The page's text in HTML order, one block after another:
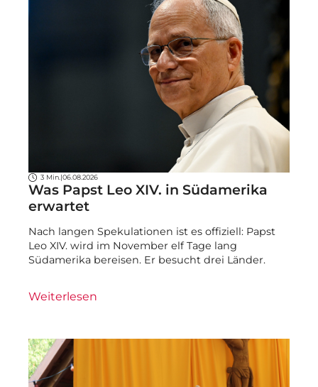
3 Min. |06.08.2026
Was Papst Leo XIV. in Südamerika
erwartet
Nach langen Spekulationen ist es offiziell: Papst
Leo XIV. wird im November elf Tage lang
Südamerika bereisen. Er besucht drei Länder.
Weiterlesen